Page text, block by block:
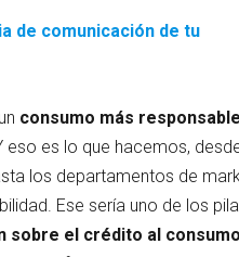
de comunicación de tu
consumo más
eso es lo que hacemos,
los departamentos de
Ese sería uno de los
sobre el crédito al consumo